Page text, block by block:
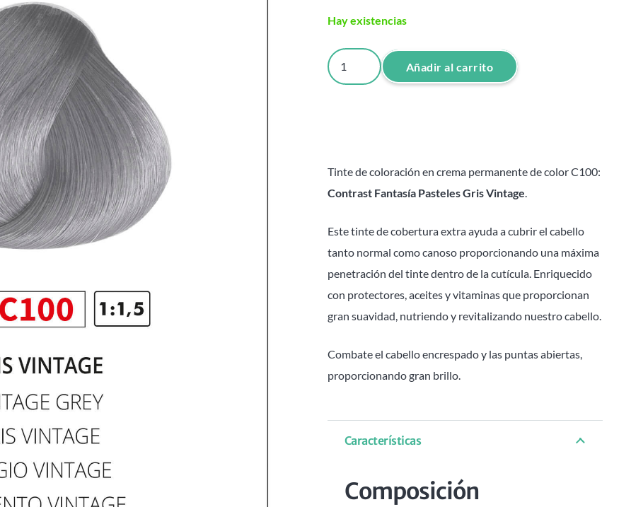
Hay existencias
Tinte
Gris
Añadir al carrito
Tinte de coloración en crema permanente de color C100:
Contrast Fantasía Pasteles Gris Vintage
Este tinte de cobertura extra ayuda a cubrir el cabello
tanto normal como canoso proporcionando una máxima
penetración del tinte dentro de la cutícula. Enriquecido
con protectores, aceites y vitaminas que proporcionan
gran suavidad, nutriendo y revitalizando nuestro cabello.
Combate el cabello encrespado y las puntas abiertas,
proporcionando gran brillo.
Características
Composición